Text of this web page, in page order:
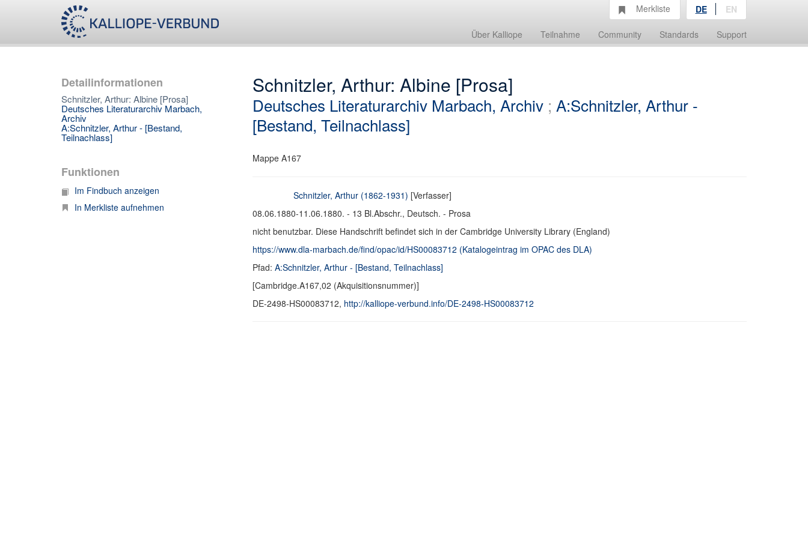
Über Kalliope Teilnahme Community Standards Support
Merkliste DE EN
Detailinformationen
Schnitzler, Arthur: Albine [Prosa]
Deutsches Literaturarchiv Marbach,
Archiv
A:Schnitzler, Arthur - [Bestand,
Teilnachlass]
Funktionen
Im Findbuch anzeigen
In Merkliste aufnehmen
Schnitzler, Arthur: Albine [Prosa]
Deutsches Literaturarchiv Marbach, Archiv; A:Schnitzler, Arthur -
[Bestand, Teilnachlass]
Mappe A167
Schnitzler, Arthur (1862-1931) [Verfasser]
08.06.1880-11.06.1880. - 13 Bl.Abschr., Deutsch. - Prosa
nicht benutzbar. Diese Handschrift befindet sich in der Cambridge University Library (England)
https://www.dla-marbach.de/find/opac/id/HS00083712 (Katalogeintrag im OPAC des DLA)
Pfad: A:Schnitzler, Arthur - [Bestand, Teilnachlass]
[Cambridge.A167,02 (Akquisitionsnummer)]
DE-2498-HS00083712, http://kalliope-verbund.info/DE-2498-HS00083712